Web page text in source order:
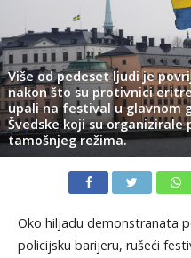
Više od pedeset ljudi je
nakon što su protivnici
upali na festival u glavnom
Švedske koji su organizirale
tamošnjeg režima.
Oko hiljadu demonstranata
policijsku barijeru, rušeći